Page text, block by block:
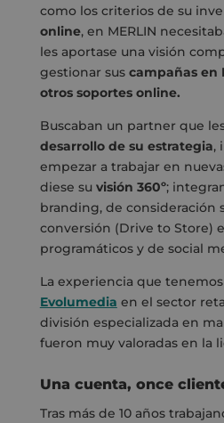
como los criterios de su
online, en MERLIN
les aportase una visión
gestionar sus campañas en
otros soportes online.
Buscaban un partner que
desarrollo de su estrategia,
empezar a trabajar en
diese su visión 360º;
branding, de consideración
conversión (Drive to Store)
programáticos y de social
La experiencia que
Evolumedia en el sector
división especializada en
fueron muy valoradas en la
Una cuenta, once
Tras más de 10 años